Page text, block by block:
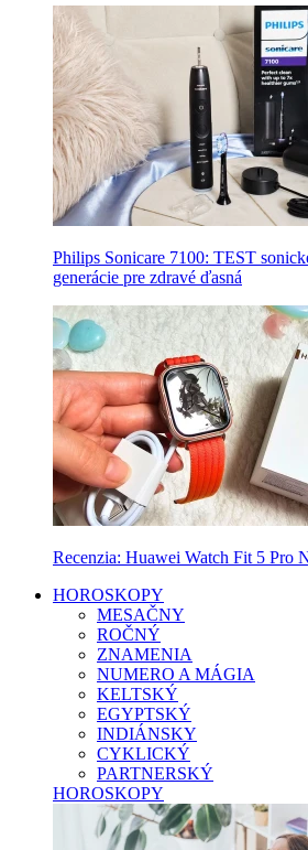
Philips Sonicare 7100: TEST
generácie pre zdravé ďasná
Recenzia: Huawei Watch Fit 5 Pro
HOROSKOPY
MESAČNY
ROČNÝ
ZNAMENIA
NUMERO A MÁGIA
KELTSKÝ
EGYPTSKÝ
INDIÁNSKY
CYKLICKÝ
PARTNERSKÝ
HOROSKOPY